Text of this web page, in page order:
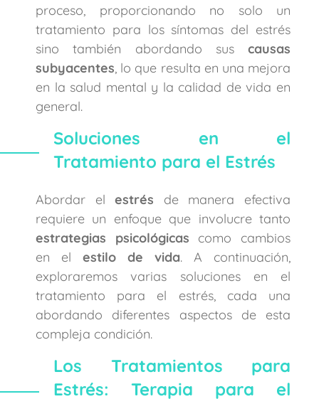
proceso, proporcionando no solo un
tratamiento para los síntomas del estrés
sino también abordando suscausas
subyacentes, lo que resulta en una mejora
en la salud mental y la calidad de vida en
general.
Soluciones en el
Tratamiento para el Estrés
Abordar elestrés de manera efectiva
requiere un enfoque que involucre tanto
estrategias psicológicas como cambios
en el estilo de vida. A continuación,
exploraremos varias soluciones en el
tratamiento para el estrés, cada una
abordando diferentes aspectos de esta
compleja condición.
Los Tratamientos para
Estrés: Terapia para el